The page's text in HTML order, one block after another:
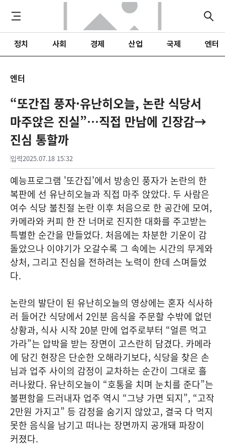
정치 사회 경제 산업 국제 엔터
엔터
“또간집 풍자·유난히오늘, 논란 식당서
마주앉은 진실”…직접 만남에 긴장감→
진심 통할까
입력2025.07.18 15:32
예능프로그램 '또간집'에서 방송인 풍자가 논란의 한
복판에 선 유난히오늘과 직접 마주 앉았다. 두 사람은
여수 식당 불친절 논란 이후 처음으로 한 공간에 모여,
카메라와 커피 한 잔 너머로 진지한 대화를 주고받는
특별한 순간을 만들었다. 처음에는 차분한 기운이 감
돌았으나 이야기가 오갈수록 그 속에는 시간의 무게와
상처, 그리고 진심을 전하려는 노력이 한데 스며들었
다.
논란의 발단이 된 유난히오늘의 영상에는 혼자 식사하
러 들어간 식당에서 2인분 음식을 주문할 수밖에 없던
상황과, 식사 시작 20분 만에 업주로부터 “얼른 먹고
가라”는 압박을 받는 장면이 고스란히 담겼다. 카메라
에 담긴 현장은 단순한 오해라기보다, 식당을 찾은 손
님과 업주 사이의 감정이 교차하는 순간이 그대로 흘
러나왔다. 유난히오늘이 “호통을 치며 눈치를 준다”는
불편함을 드러내자 업주 역시 “그냥 가면 되지”, “고작
2만원 가지고” 등 감정을 숨기지 않았고, 결국 다 먹지
못한 음식을 남기고 떠나는 장면까지 공개돼 파장이
커졌다.